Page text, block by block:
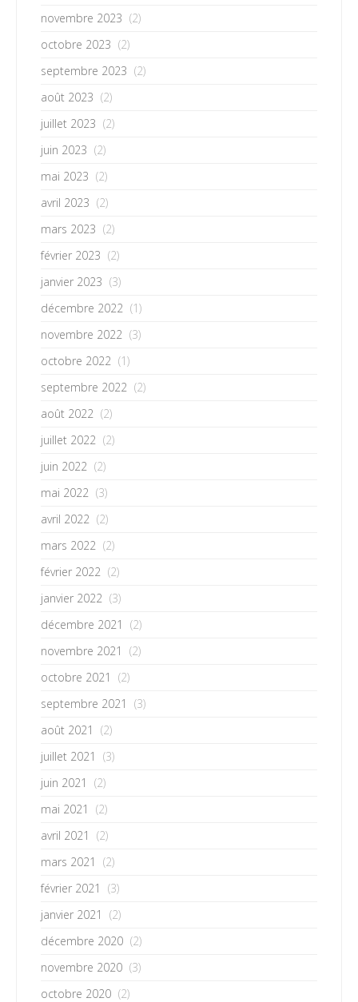
novembre 2023 (2)
octobre 2023 (2)
septembre 2023 (2)
août 2023 (2)
juillet 2023 (2)
juin 2023 (2)
mai 2023 (2)
avril 2023 (2)
mars 2023 (2)
février 2023 (2)
janvier 2023 (3)
décembre 2022 (1)
novembre 2022 (3)
octobre 2022 (1)
septembre 2022 (2)
août 2022 (2)
juillet 2022 (2)
juin 2022 (2)
mai 2022 (3)
avril 2022 (2)
mars 2022 (2)
février 2022 (2)
janvier 2022 (3)
décembre 2021
(2)
novembre 2021
(2)
octobre 2021
(2)
septembre 2021
(3)
août 2021
(2)
juillet 2021
(3)
juin 2021
(2)
mai 2021
(2)
avril 2021
(2)
mars 2021
(2)
février 2021
(3)
janvier 2021
(2)
décembre 2020 (2)
novembre 2020 (3)
octobre 2020 (2)